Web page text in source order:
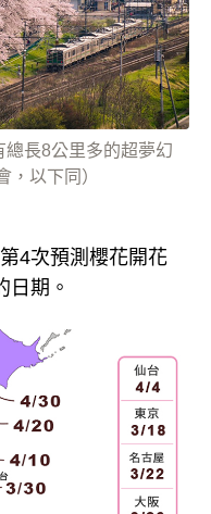
長8公里多的超夢幻
，以下同）
4次預測櫻花開花
日期。